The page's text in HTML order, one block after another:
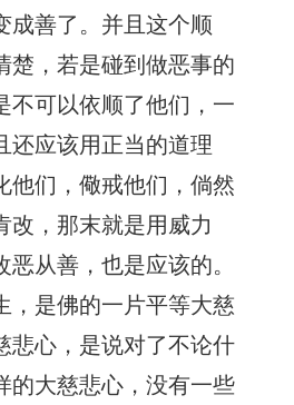
成善了。并且这个顺
楚，若是碰到做恶事的
不可以依顺了他们，一
还应该用正当的道理
他们，儆戒他们，倘然
改，那末就是用威力
从善，也是应该的。
，是佛的一片平等大慈
悲心，是说对了不论什
的大慈悲心，没有一些